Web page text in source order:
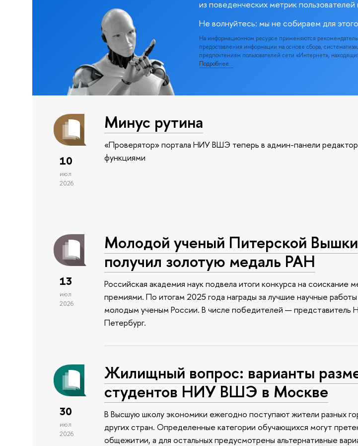
из поведенческих метрик
Не волнуйтесь: мы не собираем для
На информационном ресурсе применяются
предоставления информации на основе сбора,
предпочтениям пользователей сети «Интернет»,
Подробнее…
10
июл
2026
Минус рутина
«Проверятор» портала НИУ ВШЭ теперь в админ-панели
функциями
13
июл
2026
Молодой ученый Питерской Вышки
получил золотую медаль РАН
Российская академия наук подвела итоги конкурса на соискание
премиями. По итогам 2025 года награды за лучшие научные
молодым ученым России. В числе победителей —
Петербург.
30
июл
2026
Жилищный вопрос: варианты
студентов НИУ ВШЭ в Москве
В Высшую школу экономики ежегодно поступают жители разных
других стран. Определенные категории обучающихся могут
общежитии, а для остальных предусмотрены альтернативные